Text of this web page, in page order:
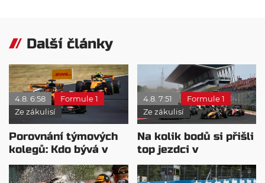
Další články
4.8. 6:58
Formule 1
Ze zákulisí
Porovnání týmových
kolegů: Kdo bývá v
sobotu nejrychlejší?
4.8. 7:51
Formule 1
Ze zákulisí
Na kolik bodů si přišli
top jezdci v
posledních 4
závodech?